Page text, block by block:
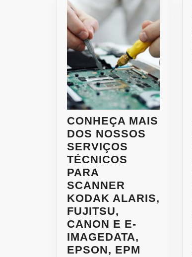
CONHEÇA MAIS
DOS NOSSOS
SERVIÇOS
TÉCNICOS
PARA
SCANNER
KODAK ALARIS,
FUJITSU,
CANON E E-
IMAGEDATA,
EPSON, EPM